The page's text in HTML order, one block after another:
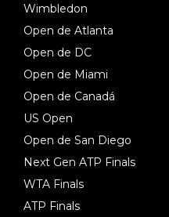
Wimbledon
Open de Atlanta
Open de DC
Open de Miami
Open de Canadá
US Open
Open de San Diego
Next Gen ATP Finals
WTA Finals
ATP Finals